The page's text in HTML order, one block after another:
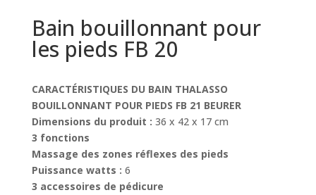
Bain bouillonnant pour
les pieds FB 20
CARACTÉRISTIQUES DU BAIN THALASSO
BOUILLONNANT POUR PIEDS FB 21 BEURER
Dimensions du produit : 36 x 42 x 17 cm
3 fonctions
Massage des zones réflexes des pieds
Puissance watts : 6
3 accessoires de pédicure